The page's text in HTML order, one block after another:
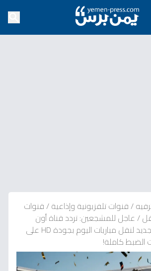
/قنوات تلفزيونية وإذاعية/قنوات
/عاجل للمشجعين: تردد قناة أون
سبورت الحصري الجديد لنقل مباريات اليوم بجودة HD على
الضبط كاملة!